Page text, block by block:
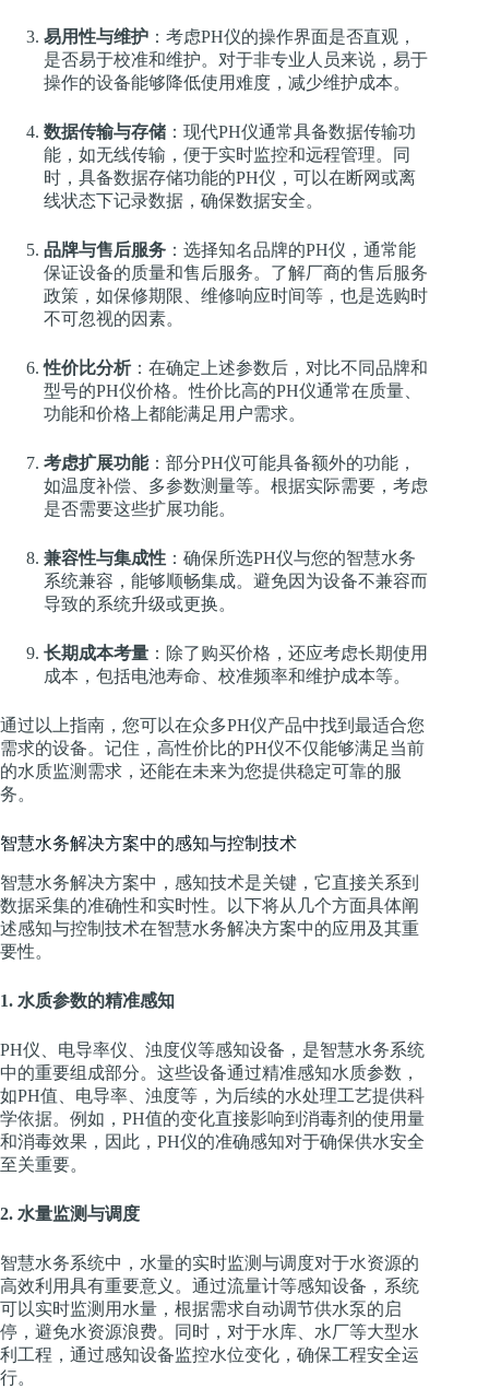
易用性与维护 ：考虑PH仪的操作界面是否直观，
是否易于校准和维护。对于非专业人员来说，易于
操作的设备能够降低使用难度，减少维护成本。
数据传输与存储 ：现代PH仪通常具备数据传输功
能，如无线传输，便于实时监控和远程管理。同
时，具备数据存储功能的PH仪，可以在断网或离
线状态下记录数据，确保数据安全。
品牌与售后服务 ：选择知名品牌的PH仪，通常能
保证设备的质量和售后服务。了解厂商的售后服务
政策，如保修期限、维修响应时间等，也是选购时
不可忽视的因素。
性价比分析：在确定上述参数后，对比不同品牌和
型号的PH仪价格。性价比高的PH仪通常在质量、
功能和价格上都能满足用户需求。
考虑扩展功能：部分PH仪可能具备额外的功能，
如温度补偿、多参数测量等。根据实际需要，考虑
是否需要这些扩展功能。
兼容性与集成性 ：确保所选PH仪与您的智慧水务
系统兼容，能够顺畅集成。避免因为设备不兼容而
导致的系统升级或更换。
长期成本考量 ：除了购买价格，还应考虑长期使用
成本，包括电池寿命、校准频率和维护成本等。
通过以上指南，您可以在众多PH仪产品中找到最适合您
需求的设备。记住，高性价比的PH仪不仅能够满足当前
的水质监测需求，还能在未来为您提供稳定可靠的服
务。
智慧水务解决方案中的感知与控制技术
智慧水务解决方案中，感知技术是关键，它直接关系到
数据采集的准确性和实时性。以下将从几个方面具体阐
述感知与控制技术在智慧水务解决方案中的应用及其重
要性。
1. 水质参数的精准感知
PH仪、电导率仪、浊度仪等感知设备，是智慧水务系统
中的重要组成部分。这些设备通过精准感知水质参数，
如PH值、电导率、浊度等，为后续的水处理工艺提供科
学依据。例如，PH值的变化直接影响到消毒剂的使用量
和消毒效果，因此，PH仪的准确感知对于确保供水安全
至关重要。
2. 水量监测与调度
智慧水务系统中，水量的实时监测与调度对于水资源的
高效利用具有重要意义。通过流量计等感知设备，系统
可以实时监测用水量，根据需求自动调节供水泵的启
停，避免水资源浪费。同时，对于水库、水厂等大型水
利工程，通过感知设备监控水位变化，确保工程安全运
行。